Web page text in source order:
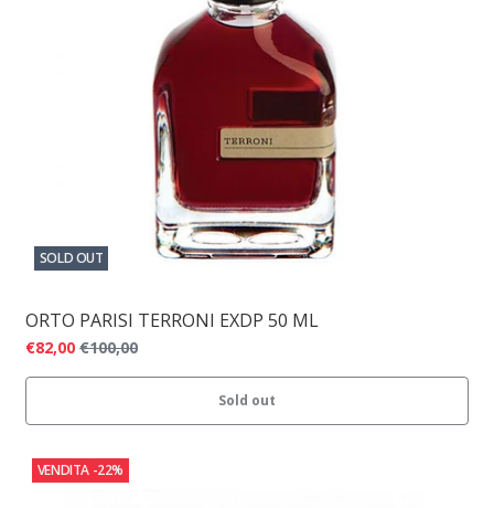
SOLD OUT
ORTO PARISI TERRONI EXDP 50 ML
€82,00 €100,00
Sold out
VENDITA -22%